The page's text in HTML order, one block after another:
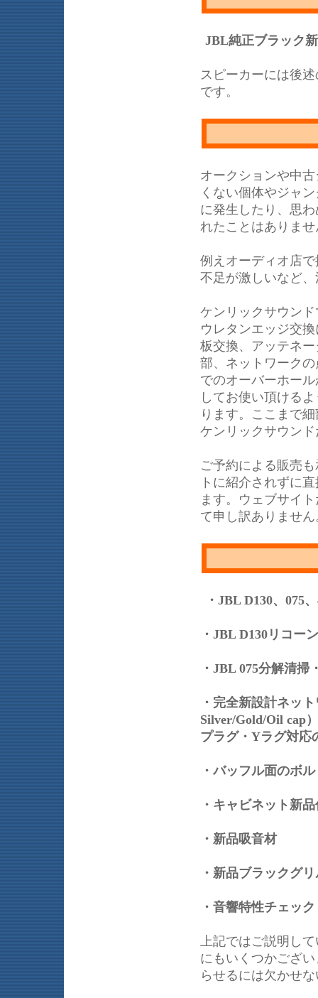
JBL純正ブラック
スピーカーには後
です。
オークションや中
くない個体やジャ
に発生したり、思
れたことはありませ
例えオーディオ店
不足が激しいなど
ケンリックサウン
ウレタンエッジ交
板交換、アッテネ
部、ネットワーク
でのオーバーホー
してお使い頂ける
ります。ここまで
ケンリックサウン
ご予約による販売
トに紹介されずに
ます。ウェブサイ
て申し訳ありません
・JBL D130、075
・JBL D130リコー
・JBL 075分解清
・完全新設計ネッ
Silver/Gold/Oil cap
プラグ・Yラグ対応
・バッフル面のボ
・キャビネット新
・新品吸音材
・新品ブラックグ
・音響特性チェッ
上記ではご説明し
にもいくつかござ
らせるには欠かせ